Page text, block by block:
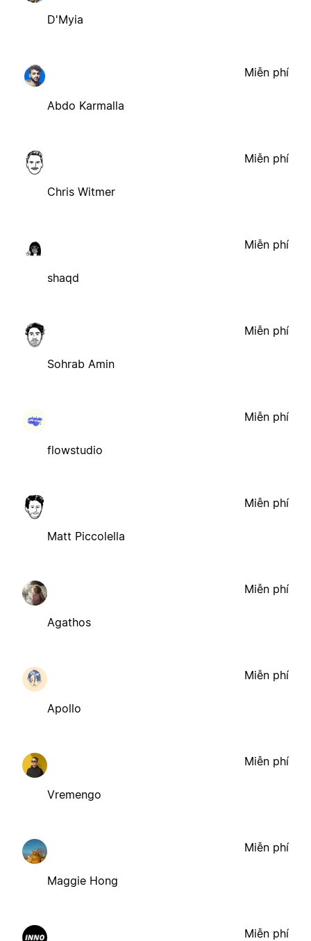
D'Myia
Abdo Karmalla
Miễn phí
Chris Witmer
Miễn phí
shaqd
Miễn phí
Sohrab Amin
Miễn phí
flowstudio
Miễn phí
Matt Piccolella
Miễn phí
Agathos
Miễn phí
Apollo
Miễn phí
Vremengo
Miễn phí
Maggie Hong
Miễn phí
Miễn phí